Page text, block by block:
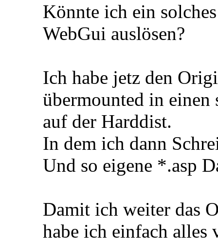
Könnte ich ein
WebGui auslösen?
Ich habe jetz den
übermounted in
auf der Harddist.
In dem ich dann
Und so eigene *.asp
Damit ich weiter das
habe ich einfach